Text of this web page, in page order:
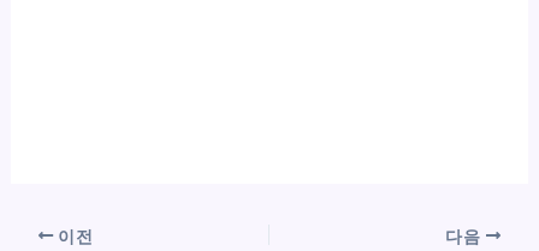
이전 다음